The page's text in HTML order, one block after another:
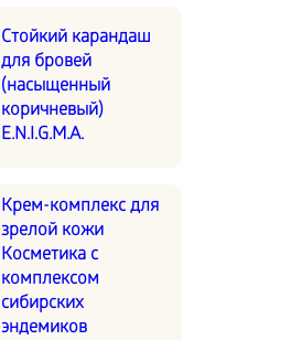
Стойкий карандаш
для бровей
(насыщенный
коричневый)
E.N.I.G.M.A.
Крем-комплекс для
зрелой кожи
Косметика с
комплексом
сибирских
эндемиков